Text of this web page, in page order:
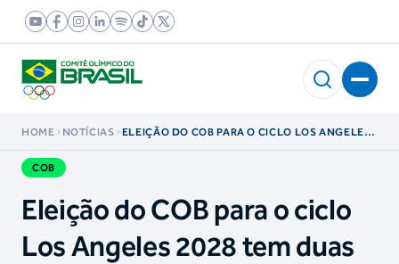
HOME NOTÍCIAS
ELEIÇÃO DO COB PARA O CICLO LOS ANGELES
COB
Eleição do COB para o ciclo
Los Angeles 2028 tem duas